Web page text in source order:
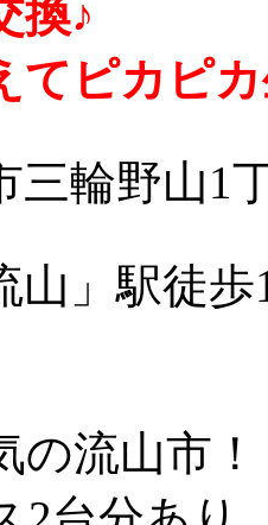
換♪
てピカピ
三輪野山1
山」駅徒歩
の流山市！